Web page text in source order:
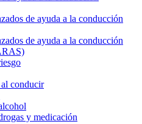
de ayuda a la conducción
de ayuda a la conducción
conducir
y medicación